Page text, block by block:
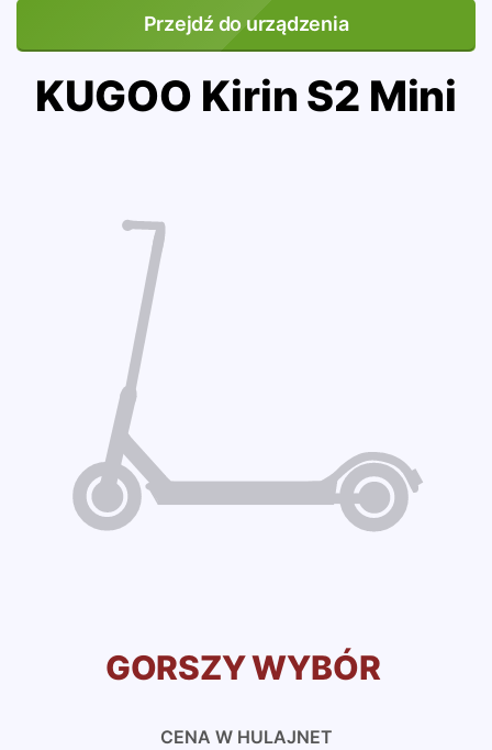
Przejdź do urządzenia
KUGOO Kirin S2 Mini
GORSZY WYBÓR
CENA W HULAJNET